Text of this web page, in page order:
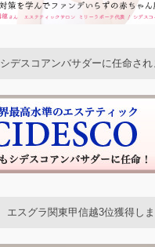
シデスコアンバサダーに任命され
エスグラ関東甲信越3位獲得しま